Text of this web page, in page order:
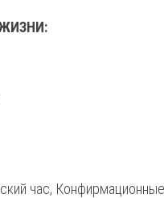
час, Конфирмационные